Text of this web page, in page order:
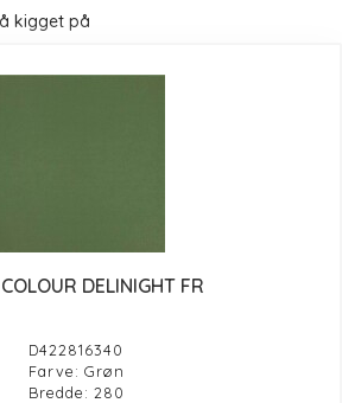
kigget på
DELINIGHT FR
D422816340
Farve: Grøn
Bredde: 280